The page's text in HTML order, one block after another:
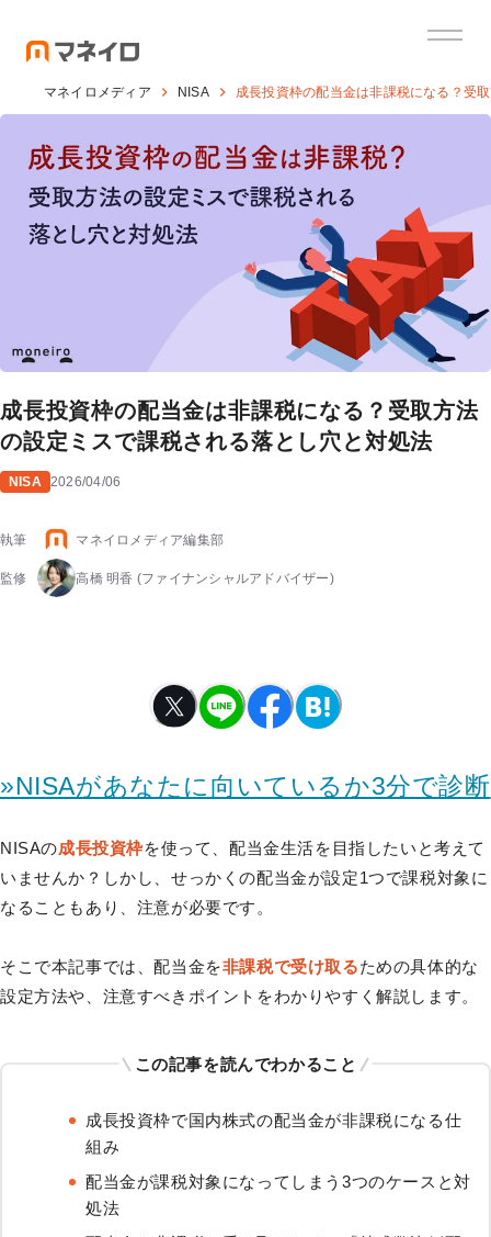
マネイロメディア NISA 成長投資枠の配当金は非課税になる？受
成長投資枠の配当金は非課税になる？受取方法
の設定ミスで課税される落とし穴と対処法
NISA 2026/04/06
執筆 マネイロメディア編集部
監修 高橋 明香 (ファイナンシャルアドバイザー)
»NISAがあなたに向いているか3分で診断
NISAの成長投資枠を使って、配当金生活を目指したいと考えて
いませんか？しかし、せっかくの配当金が設定1つで課税対象に
なることもあり、注意が必要です。
そこで本記事では、配当金を非課税で受け取るための具体的な
設定方法や、注意すべきポイントをわかりやすく解説します。
この記事を読んでわかること
成長投資枠で国内株式の配当金が非課税になる仕
組み
配当金が課税対象になってしまう3つのケースと対
処法